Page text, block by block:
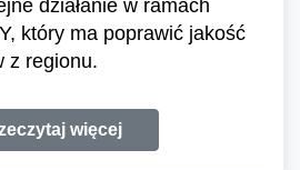
działanie w ramach
który ma poprawić jakość
z regionu.
więcej